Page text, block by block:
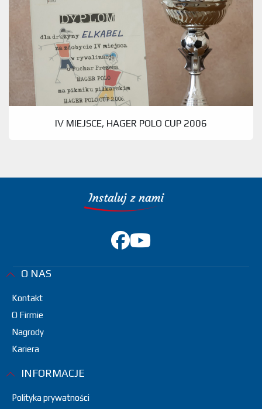
IV MIEJSCE, HAGER POLO CUP 2006
O NAS
Kontakt
O Firmie
Nagrody
Kariera
INFORMACJE
Polityka prywatności